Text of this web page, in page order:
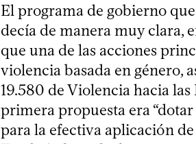
El programa de gobierno
decía de manera muy clara,
que una de las acciones
violencia basada en género,
19.580 de Violencia hacia las
primera propuesta era
para la efectiva aplicación